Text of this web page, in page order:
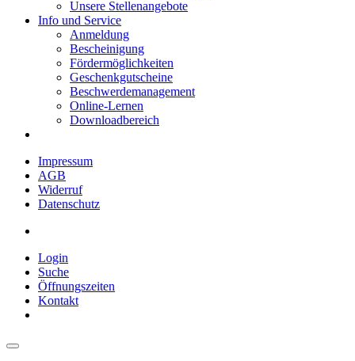
Unsere Stellenangebote
Info und Service
Anmeldung
Bescheinigung
Fördermöglichkeiten
Geschenkgutscheine
Beschwerdemanagement
Online-Lernen
Downloadbereich
Impressum
AGB
Widerruf
Datenschutz
Login
Suche
Öffnungszeiten
Kontakt